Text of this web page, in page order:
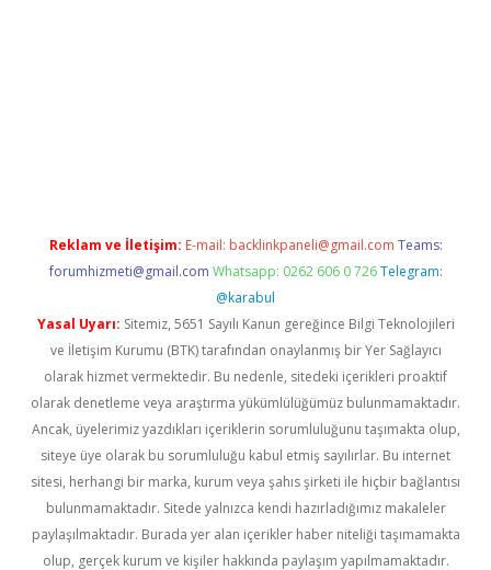
Reklam ve İletişim: E-mail: backlinkpaneli@gmail.com Teams:
forumhizmeti@gmail.com Whatsapp: 0262 606 0 726 Telegram:
@karabul
Yasal Uyarı: Sitemiz, 5651 Sayılı Kanun gereğince Bilgi Teknolojileri
ve İletişim Kurumu (BTK) tarafından onaylanmış bir Yer Sağlayıcı
olarak hizmet vermektedir. Bu nedenle, sitedeki içerikleri proaktif
olarak denetleme veya araştırma yükümlülüğümüz bulunmamaktadır.
Ancak, üyelerimiz yazdıkları içeriklerin sorumluluğunu taşımakta olup,
siteye üye olarak bu sorumluluğu kabul etmiş sayılırlar. Bu internet
sitesi, herhangi bir marka, kurum veya şahıs şirketi ile hiçbir bağlantısı
bulunmamaktadır. Sitede yalnızca kendi hazırladığımız makaleler
paylaşılmaktadır. Burada yer alan içerikler haber niteliği taşımamakta
olup, gerçek kurum ve kişiler hakkında paylaşım yapılmamaktadır.